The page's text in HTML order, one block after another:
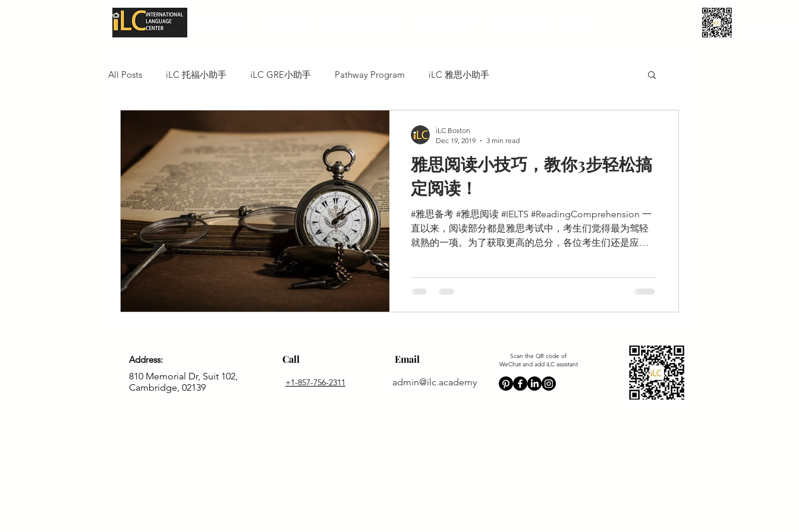
All Posts iLC 托福小助手 iLC GRE小助手 Pathway Program iLC 雅思小助手
雅思阅读小技巧，教你3步轻松搞
定阅读！
#雅思备考 #雅思阅读 #IELTS #ReadingComprehension 一
直以来，阅读部分都是雅思考试中，考生们觉得最为驾轻
就熟的一项。为了获取更高的总分，各位考生们还是应当
iLC Boston
Dec 19, 2019
3 min read
Address:
810 Memorial Dr, Suit 102,
Cambridge, 02139
Call Email
+1-857-756-2311 admin@ilc.academy
Scan the QR code of
WeChat and add iLC assistant